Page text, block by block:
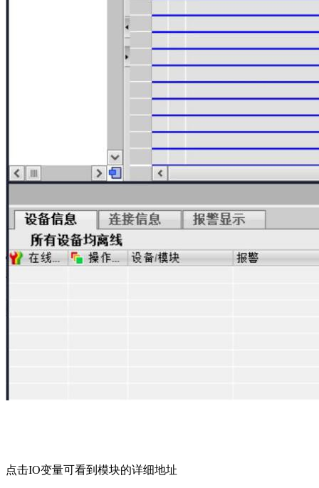
点击IO变量可看到模块的详细地址